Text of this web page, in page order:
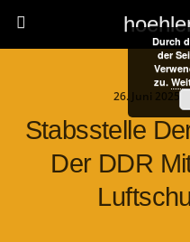
26. Juni 2025
Stabsstelle
Der DDR
Durch
der
zu.